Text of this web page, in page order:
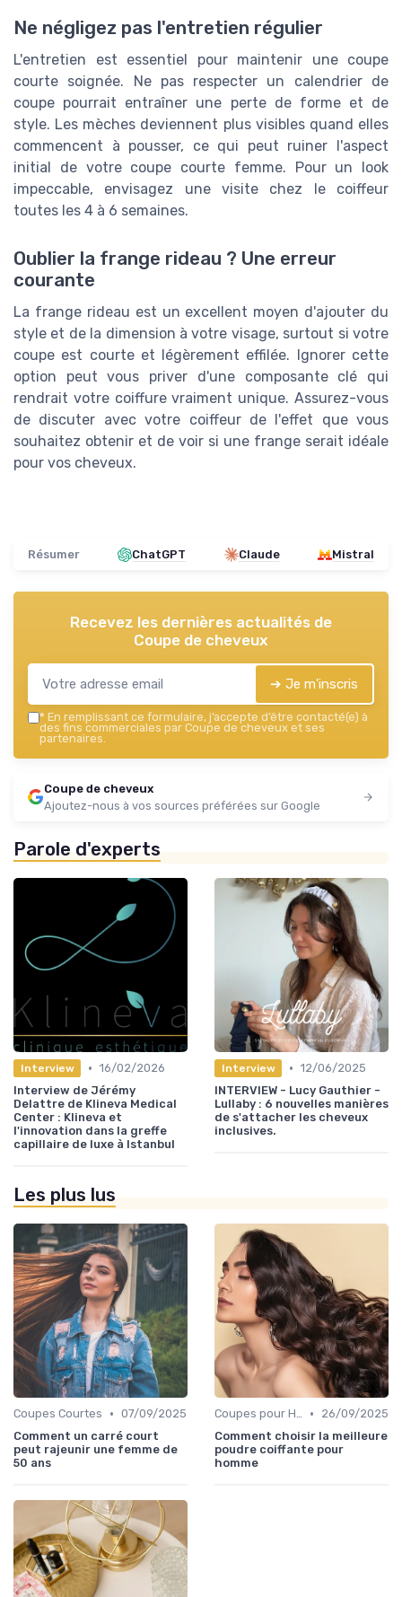
Ne négligez pas l'entretien régulier
L'entretien est essentiel pour maintenir une coupe
courte soignée. Ne pas respecter un calendrier de
coupe pourrait entraîner une perte de forme et de
style. Les mèches deviennent plus visibles quand elles
commencent à pousser, ce qui peut ruiner l'aspect
initial de votre coupe courte femme. Pour un look
impeccable, envisagez une visite chez le coiffeur
toutes les 4 à 6 semaines.
Oublier la frange rideau ? Une erreur
courante
La frange rideau est un excellent moyen d'ajouter du
style et de la dimension à votre visage, surtout si votre
coupe est courte et légèrement effilée. Ignorer cette
option peut vous priver d'une composante clé qui
rendrait votre coiffure vraiment unique. Assurez-vous
de discuter avec votre coiffeur de l'effet que vous
souhaitez obtenir et de voir si une frange serait idéale
pour vos cheveux.
Résumer ChatGPT Claude Mistral
Recevez les dernières actualités de
Coupe de cheveux
➔ Je m'inscris
* En remplissant ce formulaire, j’accepte d’être contacté(e) à
des fins commerciales par Coupe de cheveux et ses
partenaires.
Coupe de cheveux
Ajoutez-nous à vos sources préférées sur Google
Parole d'experts
Interview • 16/02/2026
Interview de Jérémy
Delattre de Klineva Medical
Center : Klineva et
l'innovation dans la greffe
capillaire de luxe à Istanbul
Interview • 12/06/2025
INTERVIEW - Lucy Gauthier -
Lullaby : 6 nouvelles manières
de s'attacher les cheveux
inclusives.
Les plus lus
Coupes Courtes • 07/09/2025
Comment un carré court
peut rajeunir une femme de
50 ans
Coupes pour Hommes •
26/09/2025
Comment choisir la meilleure
poudre coiffante pour
homme